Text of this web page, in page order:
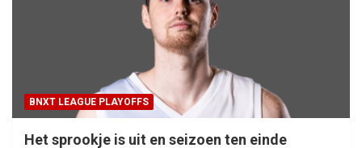
BNXT LEAGUE PLAYOFFS
Het sprookje is uit en seizoen ten einde